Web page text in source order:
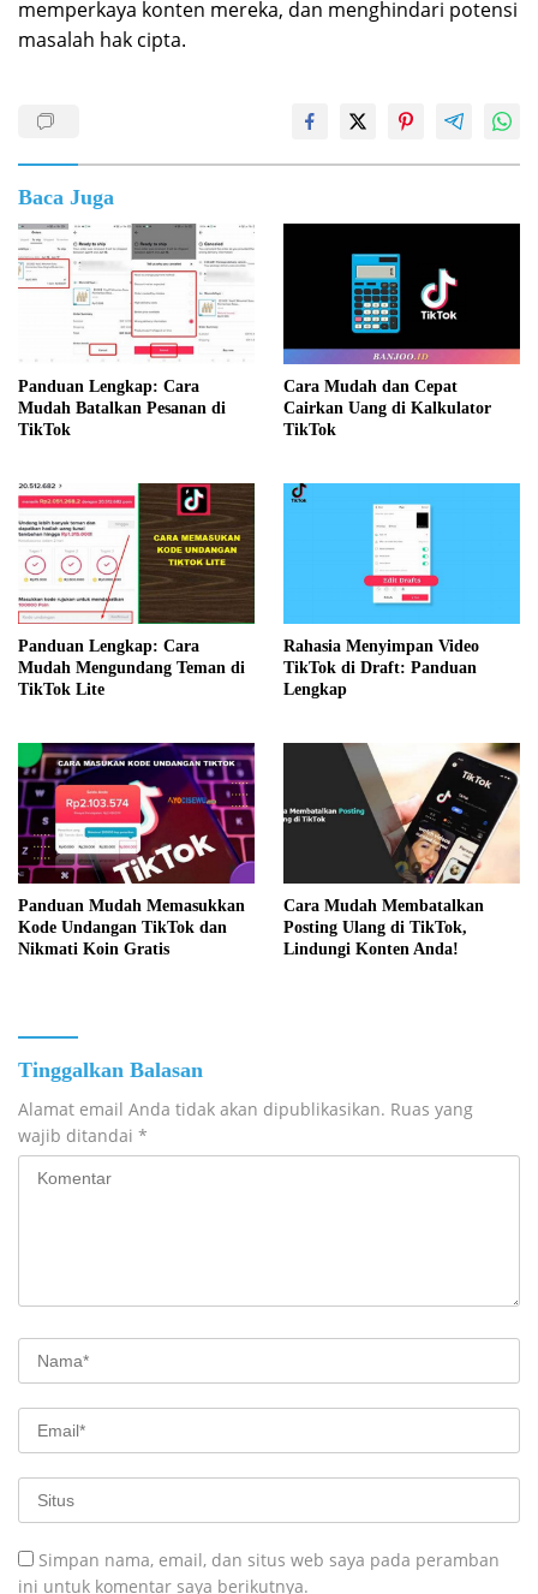
memperkaya konten mereka, dan menghindari potensi
masalah hak cipta.
Baca Juga
Panduan Lengkap: Cara
Mudah Batalkan Pesanan di
TikTok
Cara Mudah dan Cepat
Cairkan Uang di Kalkulator
TikTok
Panduan Lengkap: Cara
Mudah Mengundang Teman di
TikTok Lite
Rahasia Menyimpan Video
TikTok di Draft: Panduan
Lengkap
Panduan Mudah Memasukkan
Kode Undangan TikTok dan
Nikmati Koin Gratis
Cara Mudah Membatalkan
Posting Ulang di TikTok,
Lindungi Konten Anda!
Tinggalkan Balasan
Alamat email Anda tidak akan dipublikasikan. Ruas yang
wajib ditandai *
Simpan nama, email, dan situs web saya pada peramban
ini untuk komentar saya berikutnya.